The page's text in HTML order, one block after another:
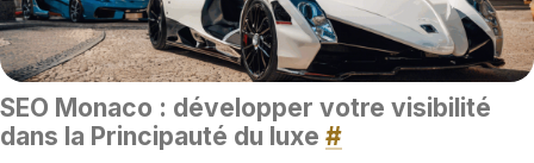
SEO Monaco : développer votre visibilité
dans la Principauté du luxe #